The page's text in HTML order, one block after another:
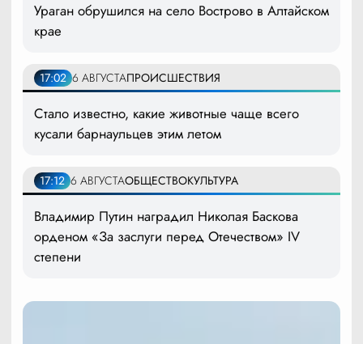
Ураган обрушился на село Вострово в Алтайском
крае
17:02 6 АВГУСТАПРОИСШЕСТВИЯ
Стало известно, какие животные чаще всего
кусали барнаульцев этим летом
17:12 6 АВГУСТАОБЩЕСТВОКУЛЬТУРА
Владимир Путин наградил Николая Баскова
орденом «За заслуги перед Отечеством» IV
степени